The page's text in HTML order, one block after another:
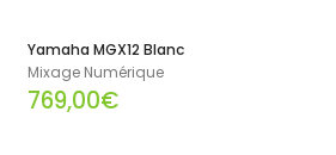
Yamaha MGX12 Blanc
Mixage Numérique
769,00€